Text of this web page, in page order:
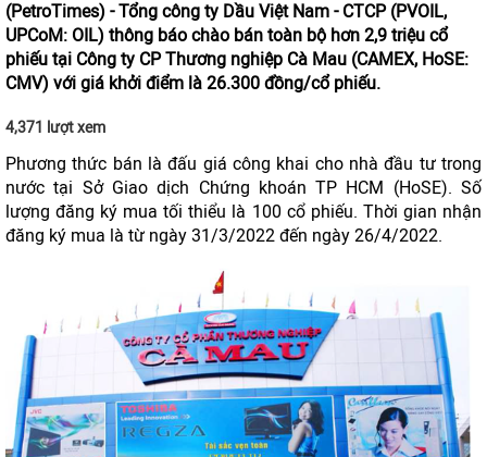
(PetroTimes) -Tổng công ty Dầu Việt Nam - CTCP (PVOIL,
UPCoM: OIL) thông báo chào bán toàn bộ hơn 2,9 triệu cổ
phiếu tại Công ty CP Thương nghiệp Cà Mau (CAMEX, HoSE:
CMV) với giá khởi điểm là 26.300 đồng/cổ phiếu.
4,371 lượt xem
Phương thức bán là đấu giá công khai cho nhà đầu tư trong
nước tại Sở Giao dịch Chứng khoán TP HCM (HoSE). Số
lượng đăng ký mua tối thiểu là 100 cổ phiếu. Thời gian nhận
đăng ký mua là từ ngày 31/3/2022 đến ngày 26/4/2022.